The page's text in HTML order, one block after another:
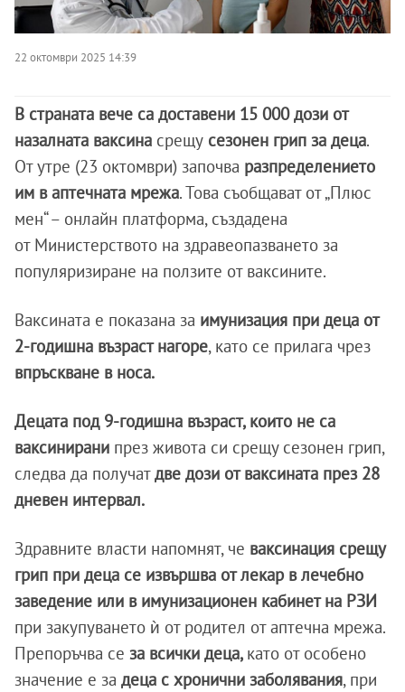
22 октомври 2025 14:39
В страната вече са доставени 15 000 дози от
назалната ваксина срещу сезонен грип за деца.
От утре (23 октомври) започва разпределението
им в аптечната мрежа. Това съобщават от „Плюс
мен“ – онлайн платформа, създадена
от Министерството на здравеопазването за
популяризиране на ползите от ваксините.
Ваксината е показана за имунизация при деца от
2-годишна възраст нагоре, като се прилага чрез
впръскване в носа.
Децата под 9-годишна възраст, които не са
ваксинирани през живота си срещу сезонен грип,
следва да получатдве дози от ваксината през 28
дневен интервал.
Здравните власти напомнят, че ваксинация срещу
грип при деца се извършва от лекар в лечебно
заведение или в имунизационен кабинет на РЗИ
при закупуването ѝ от родител от аптечна мрежа.
Препоръчва се за всички деца, като от особено
значение е за деца с хронични заболявания, при